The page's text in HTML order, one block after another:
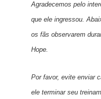
Agradecemos pelo
que ele ingressou.
os fãs observarem
Hope.
Por favor, evite enviar
ele terminar seu